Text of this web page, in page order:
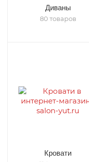
Диваны
80 товаров
Кровати